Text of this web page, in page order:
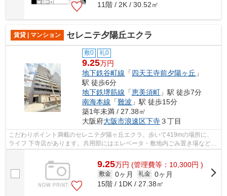
11階 / 2K / 30.52㎡
賃貸 | マンション セレニテ夕陽丘エクラ
敷0 礼0
9.25万円
地下鉄谷町線 「四天王寺前夕陽ヶ丘 」
駅 徒歩6分
地下鉄堺筋線 「恵美須町 」駅 徒歩7分
南海本線 「難波 」駅 徒歩15分
築1年未満 / 27.38㎡
大阪府大阪市浪速区下寺３丁目
こだわりポイント満載のセレニテ夕陽ヶ丘エクラ。歩いて419mの場所に、
ライフ 下寺店があります。共用部にはエレベータ・敷地内ごみ置き場などが
9.25万円 (管理費等：10,300円 )
敷金 0ヶ月 礼金 0ヶ月
15階 / 1DK / 27.38㎡